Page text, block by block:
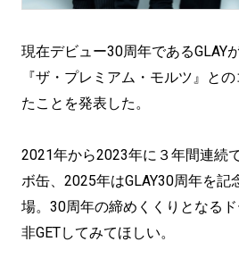
現在デビュー30周年であるGLAY
『ザ・プレミアム・モルツ』と
たことを発表した。
2021年から2023年に３年間連続
ボ缶、2025年はGLAY30周年を記
場。30周年の締めくくりとなる
非GETしてみてほしい。